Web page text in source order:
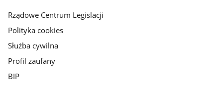
Rządowe Centrum Legislacji
Polityka cookies
Służba cywilna
Profil zaufany
BIP